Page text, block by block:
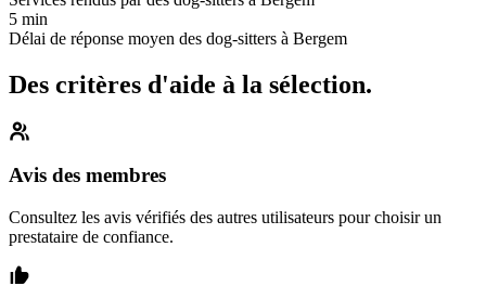
5 min
Délai de réponse moyen des dog-sitters à Bergem
Des critères d'aide à la sélection.
Avis des membres
Consultez les avis vérifiés des autres utilisateurs pour choisir un
prestataire de confiance.